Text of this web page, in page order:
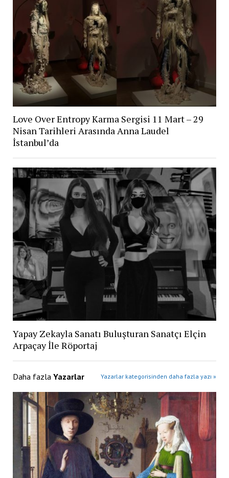
Love Over Entropy Karma Sergisi 11 Mart – 29
Nisan Tarihleri Arasında Anna Laudel
İstanbul’da
Yapay Zekayla Sanatı Buluşturan Sanatçı Elçin
Arpaçay İle Röportaj
Daha fazla Yazarlar Yazarlar kategorisinden daha fazla yazı »